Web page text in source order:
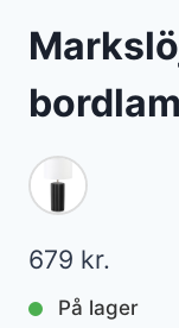
679 kr.
På lager